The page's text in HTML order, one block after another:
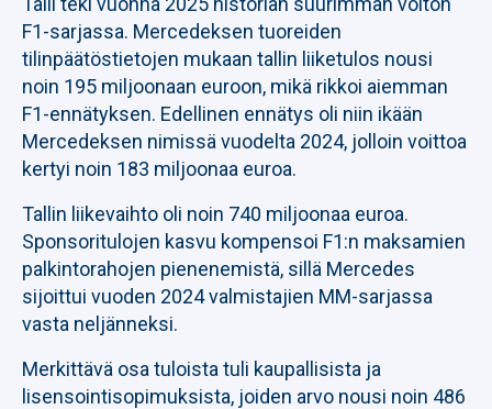
F1-sarjassa. Mercedeksen tuoreiden
tilinpäätöstietojen mukaan tallin liiketulos nousi
noin 195 miljoonaan euroon, mikä rikkoi aiemman
F1-ennätyksen. Edellinen ennätys oli niin ikään
Mercedeksen nimissä vuodelta 2024, jolloin voittoa
kertyi noin 183 miljoonaa euroa.
Tallin liikevaihto oli noin 740 miljoonaa euroa.
Sponsoritulojen kasvu kompensoi F1:n maksamien
palkintorahojen pienenemistä, sillä Mercedes
sijoittui vuoden 2024 valmistajien MM-sarjassa
vasta neljänneksi.
Merkittävä osa tuloista tuli kaupallisista ja
lisensointisopimuksista, joiden arvo nousi noin 486